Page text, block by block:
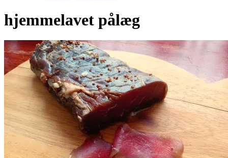
hjemmelavet pålæg